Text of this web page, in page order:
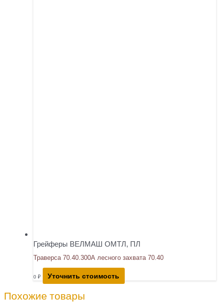
Грейферы ВЕЛМАШ ОМТЛ, ПЛ
Траверса 70.40.300А лесного захвата 70.40
0 ₽ Уточнить стоимость
Похожие товары